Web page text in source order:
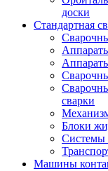
доски
Стандартная
сварки
Блоки
Системы
Машины